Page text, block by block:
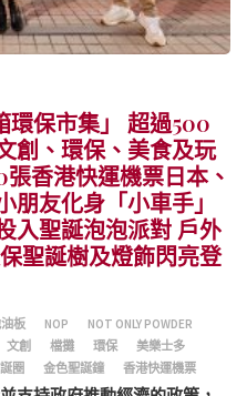
環保市集」 超過500
創、環保、美食及玩
香港快運機票日本、
友化身「小車手」
入聖誕泡泡派對 戶外
聖誕樹及燈飾閃亮登
油板 NOP
NOT ONLY POWDER
文創 檔攤 環保
美樂士多
圈 金色聖誕鐘 香港快運機票